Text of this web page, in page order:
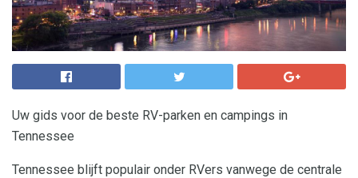
Uw gids voor de beste RV-parken en campings in
Tennessee
Tennessee blijft populair onder RVers vanwege de centrale